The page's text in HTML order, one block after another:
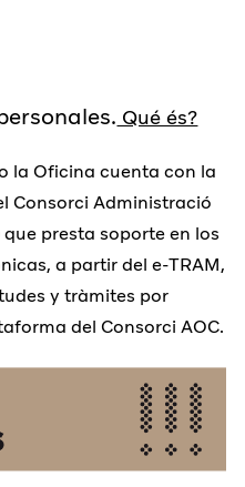
Qué és?
la Oficina cuenta con la
Consorci Administració
presta soporte en los
a partir del e-TRAM,
y tràmites por
del Consorci AOC.